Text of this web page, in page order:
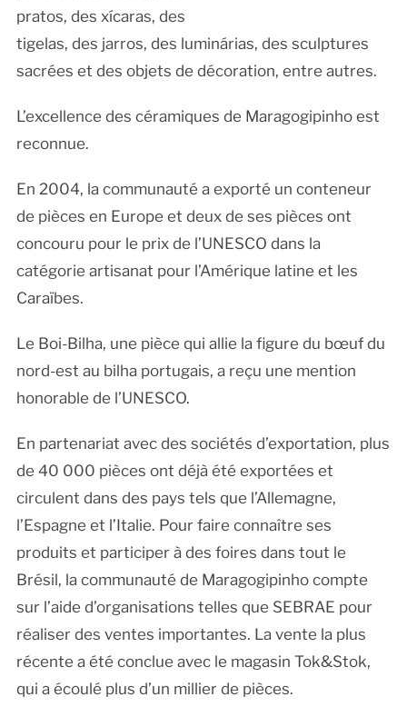
pratos, des xícaras, des
tigelas, des jarros, des luminárias, des sculptures
sacrées et des objets de décoration, entre autres.
L’excellence des céramiques de Maragogipinho est
reconnue.
En 2004, la communauté a exporté un conteneur
de pièces en Europe et deux de ses pièces ont
concouru pour le prix de l’UNESCO dans la
catégorie artisanat pour l’Amérique latine et les
Caraïbes.
Le Boi-Bilha, une pièce qui allie la figure du bœuf du
nord-est au bilha portugais, a reçu une mention
honorable de l’UNESCO.
En partenariat avec des sociétés d’exportation, plus
de 40 000 pièces ont déjà été exportées et
circulent dans des pays tels que l’Allemagne,
l’Espagne et l’Italie. Pour faire connaître ses
produits et participer à des foires dans tout le
Brésil, la communauté de Maragogipinho compte
sur l’aide d’organisations telles que SEBRAE pour
réaliser des ventes importantes. La vente la plus
récente a été conclue avec le magasin Tok&Stok,
qui a écoulé plus d’un millier de pièces.